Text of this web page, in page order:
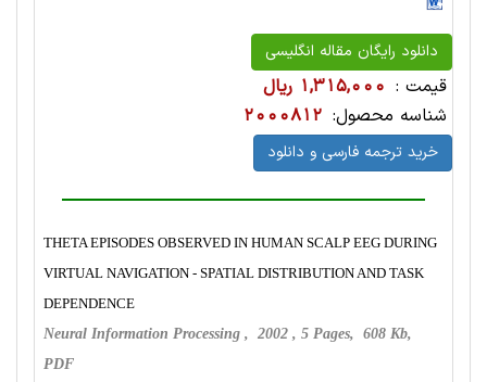
دانلود رایگان مقاله انگلیسی
قیمت : 1,315,000 ریال
شناسه محصول: 2000812
خرید ترجمه فارسی و دانلود
THETA EPISODES OBSERVED IN HUMAN SCALP EEG DURING
VIRTUAL NAVIGATION - SPATIAL DISTRIBUTION AND TASK
DEPENDENCE
Neural Information Processing , 2002 , 5 Pages, 608 Kb,
PDF